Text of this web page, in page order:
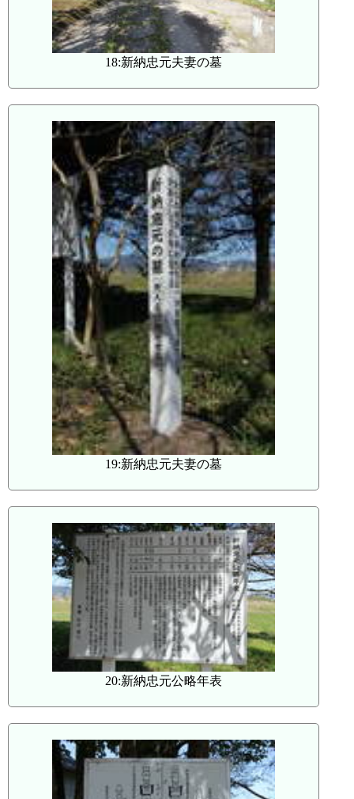
18:新納忠元夫妻の墓
19:新納忠元夫妻の墓
20:新納忠元公略年表